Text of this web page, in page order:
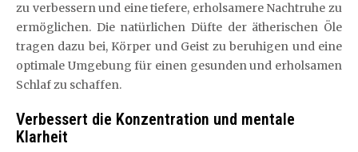
zu verbessern und eine tiefere, erholsamere Nachtruhe zu
ermöglichen. Die natürlichen Düfte der ätherischen Öle
tragen dazu bei, Körper und Geist zu beruhigen und eine
optimale Umgebung für einen gesunden und erholsamen
Schlaf zu schaffen.
Verbessert die Konzentration und mentale
Klarheit